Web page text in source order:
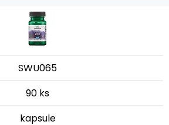
SWU065
90 ks
kapsule